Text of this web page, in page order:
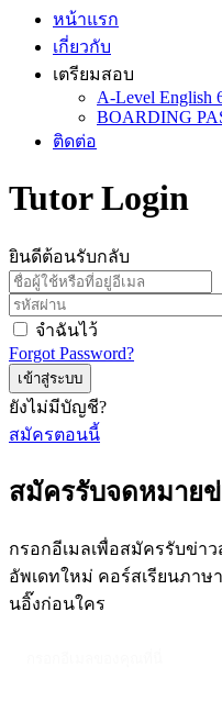
หน้าแรก
เกี่ยวกับ
เตรียมสอบ
A-Level English
BOARDING
ติดต่อ
Tutor Login
ยินดีต้อนรับกลับ
จำฉันไว้
Forgot Password?
เข้าสู่ระบบ
ยังไม่มีบัญชี?
สมัครตอนนี้
สมัครรับจดหมาย
กรอกอีเมลเพื่อสมัครรับข่า
อัพเดทใหม่ คอร์สเรียนภา
นอิ๊งก่อนใคร